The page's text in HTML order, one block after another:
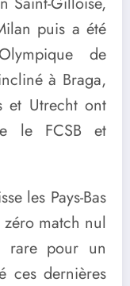
puis a été
de
à Braga,
et Utrecht ont
le FCSB et
les Pays-Bas
match nul
rare pour un
ces dernières